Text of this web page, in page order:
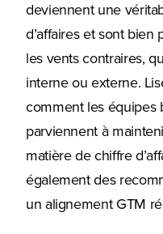
deviennent une
d’affaires et sont
les vents contraires,
interne ou externe.
comment les équipes
parviennent à
matière de chiffre
également des
un alignement GTM